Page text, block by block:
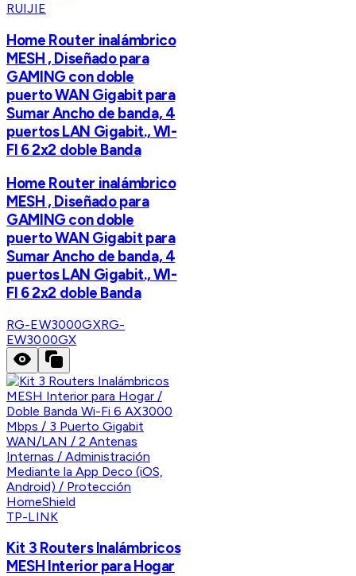
RUIJIE
Home Router inalámbrico
MESH , Diseñado para
GAMING con doble
puerto WAN Gigabit para
Sumar Ancho de banda, 4
puertos LAN Gigabit., WI-
FI 6 2x2 doble Banda
Home Router inalámbrico
MESH , Diseñado para
GAMING con doble
puerto WAN Gigabit para
Sumar Ancho de banda, 4
puertos LAN Gigabit., WI-
FI 6 2x2 doble Banda
RG-EW3000GXRG-
EW3000GX
TP-LINK
Kit 3 Routers Inalámbricos
MESH Interior para Hogar